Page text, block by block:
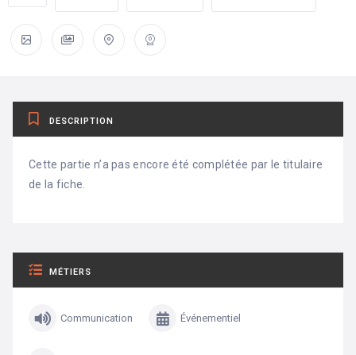
DESCRIPTION
Cette partie n’a pas encore été complétée par le titulaire
de la fiche.
MÉTIERS
Communication Événementiel